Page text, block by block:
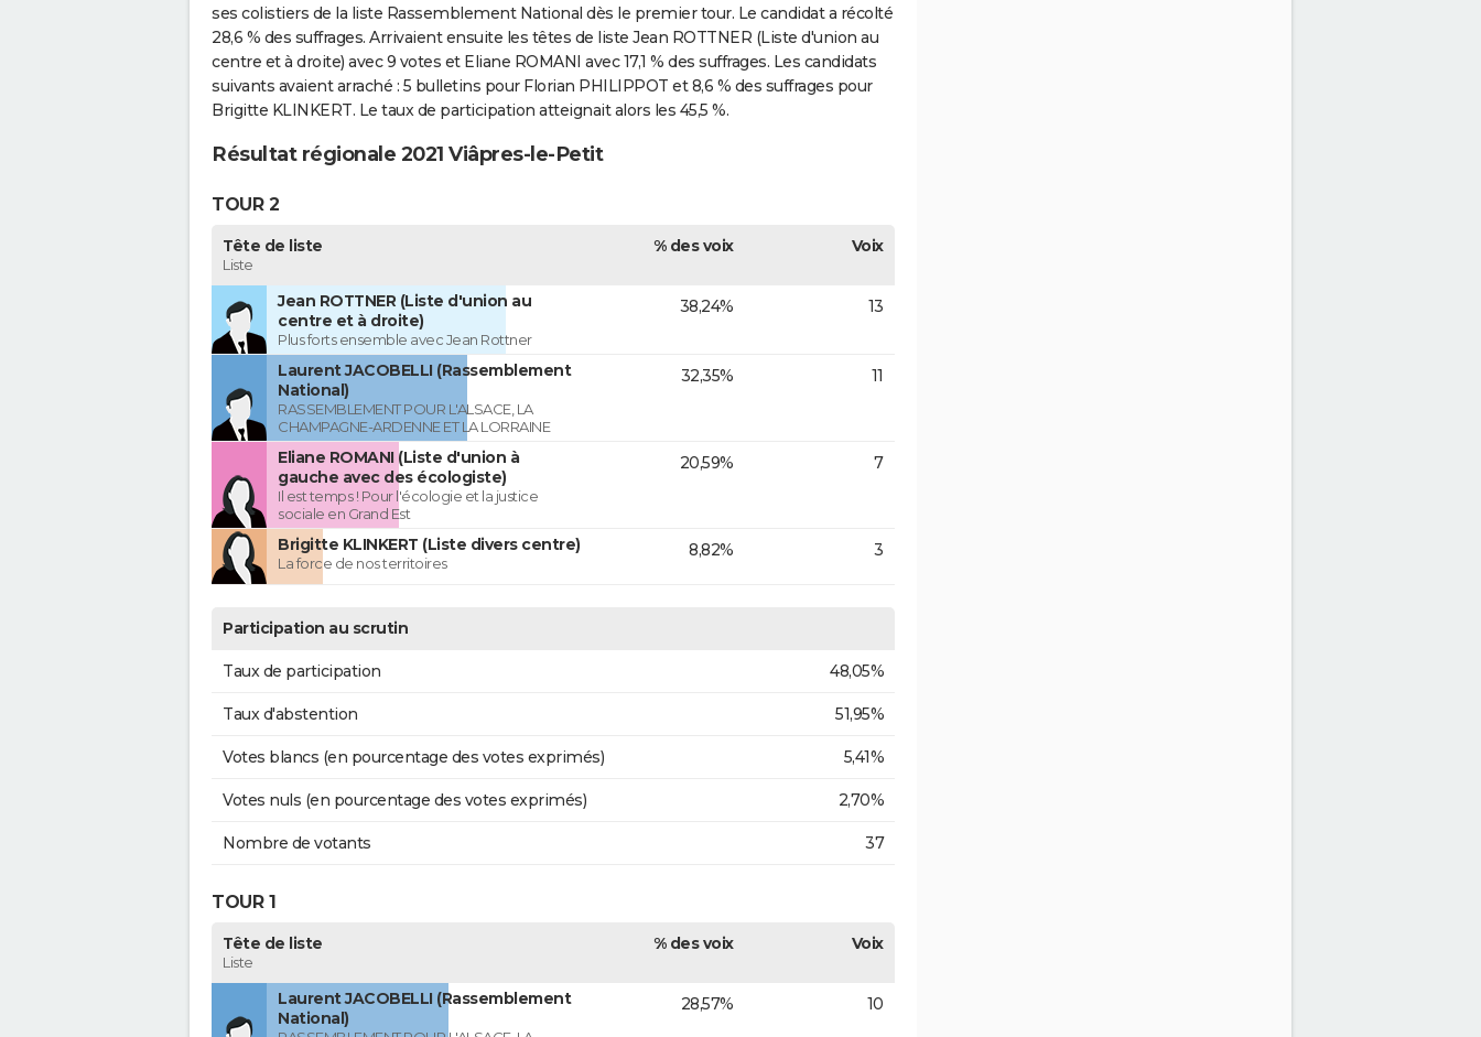
ses colistiers de la liste Rassemblement National dès le premier tour. Le candidat a récolté
28,6 % des suffrages. Arrivaient ensuite les têtes de liste Jean ROTTNER (Liste d'union au
centre et à droite) avec 9 votes et Eliane ROMANI avec 17,1 % des suffrages. Les candidats
suivants avaient arraché : 5 bulletins pour Florian PHILIPPOT et 8,6 % des suffrages pour
Brigitte KLINKERT. Le taux de participation atteignait alors les 45,5 %.
Résultat régionale 2021 Viâpres-le-Petit
TOUR 2
Tête de liste
Liste
% des voix Voix
Jean ROTTNER (Liste d'union au
centre et à droite)
Plus forts ensemble avec Jean Rottner
38,24% 13
Laurent JACOBELLI (Rassemblement
National)
RASSEMBLEMENT POUR L'ALSACE, LA
CHAMPAGNE-ARDENNE ET LA LORRAINE
32,35% 11
Eliane ROMANI (Liste d'union à
gauche avec des écologiste)
Il est temps ! Pour l'écologie et la justice
sociale en Grand Est
20,59% 7
Brigitte KLINKERT (Liste divers centre)
La force de nos territoires
8,82% 3
Participation au scrutin
Taux de participation 48,05%
Taux d'abstention 51,95%
Votes blancs (en pourcentage des votes exprimés) 5,41%
Votes nuls (en pourcentage des votes exprimés) 2,70%
Nombre de votants 37
TOUR 1
Tête de liste
Liste
% des voix Voix
Laurent JACOBELLI (Rassemblement
National)
28,57% 10